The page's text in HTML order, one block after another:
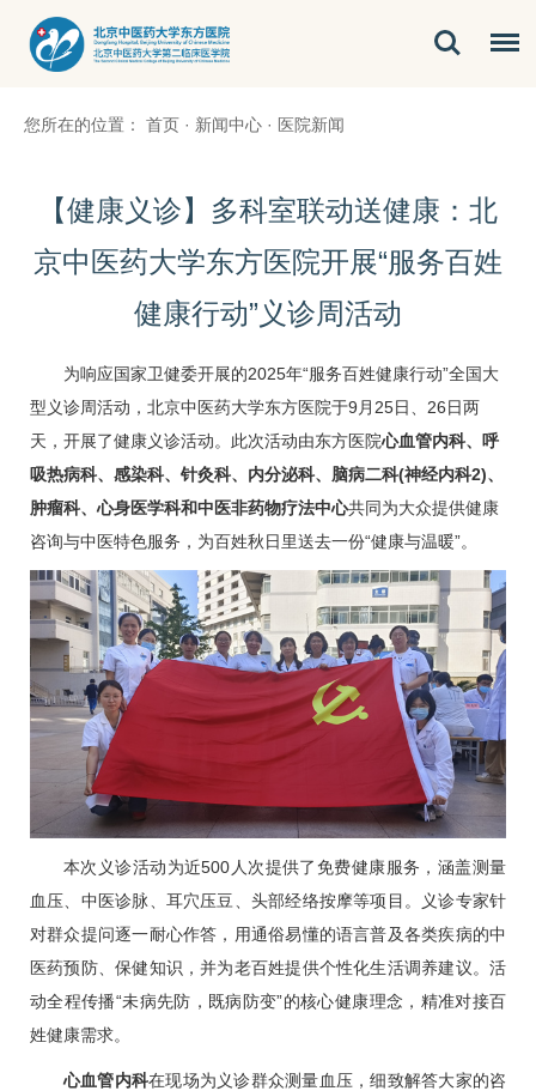
您所在的位置： 首页 · 新闻中心 · 医院新闻
【健康义诊】多科室联动送健康：北
京中医药大学东方医院开展“服务百姓
健康行动”义诊周活动
为响应国家卫健委开展的2025年“服务百姓健康行动”全国大
型义诊周活动，北京中医药大学东方医院于9月25日、26日两
天，开展了健康义诊活动。此次活动由东方医院心血管内科、
呼
吸热病科、感染科、 针灸科、 内分泌科、 脑病二科(神经内科2)、
肿瘤科、 心身医学科和中医非药物疗法中心共同为大众提供健康
咨询与中医特色服务，为百姓秋日里送去一份“健康与温暖”。
本次义诊活动为近500人次提供了免费健康服务，涵盖测量
血压、中医诊脉、耳穴压豆、头部经络按摩等项目。义诊专家针
对群众提问逐一耐心作答，用通俗易懂的语言普及各类疾病的中
医药预防、保健知识，并为老百姓提供个性化生活调养建议。活
动全程传播“未病先防，既病防变”的核心健康理念，精准对接百
姓健康需求。
心血管内科在现场为义诊群众测量血压，细致解答大家的咨